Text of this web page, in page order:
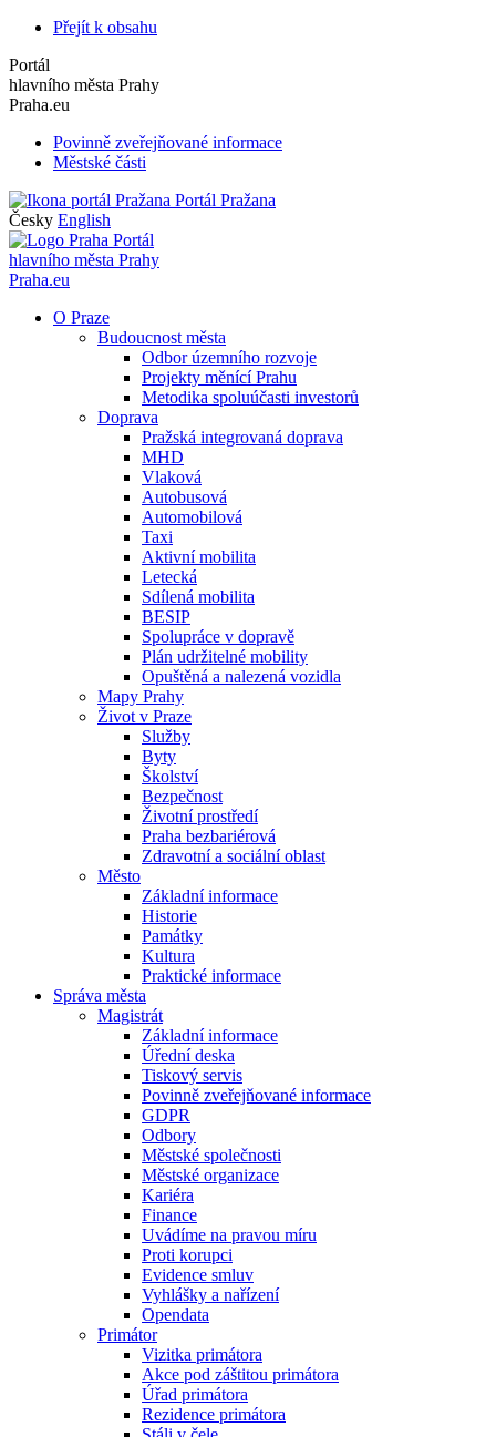
Přejít k obsahu
Portál
hlavního města Prahy
Praha.eu
Povinně zveřejňované informace
Městské části
Portál Pražana
Česky English
Portál
hlavního města Prahy
Praha.eu
O Praze
Budoucnost města
Odbor územního rozvoje
Projekty měnící Prahu
Metodika spoluúčasti investorů
Doprava
Pražská integrovaná doprava
MHD
Vlaková
Autobusová
Automobilová
Taxi
Aktivní mobilita
Letecká
Sdílená mobilita
BESIP
Spolupráce v dopravě
Plán udržitelné mobility
Opuštěná a nalezená vozidla
Mapy Prahy
Život v Praze
Služby
Byty
Školství
Bezpečnost
Životní prostředí
Praha bezbariérová
Zdravotní a sociální oblast
Město
Základní informace
Historie
Památky
Kultura
Praktické informace
Správa města
Magistrát
Základní informace
Úřední deska
Tiskový servis
Povinně zveřejňované informace
GDPR
Odbory
Městské společnosti
Městské organizace
Kariéra
Finance
Uvádíme na pravou míru
Proti korupci
Evidence smluv
Vyhlášky a nařízení
Opendata
Primátor
Vizitka primátora
Akce pod záštitou primátora
Úřad primátora
Rezidence primátora